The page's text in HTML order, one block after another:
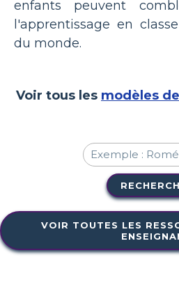
enfants peuvent
l'apprentissage en
du monde.
Voir tous les modèles
VOIR TOUTES LES